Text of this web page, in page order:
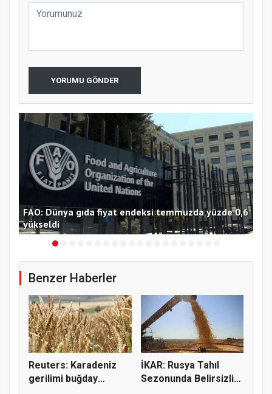
YORUMU GÖNDER
FAO: Dünya gıda fiyat endeksi temmuzda yüzde 0,6
yükseldi
Benzer Haberler
Reuters: Karadeniz
gerilimi buğday
İKAR: Rusya Tahıl
Sezonunda Belirsizlik